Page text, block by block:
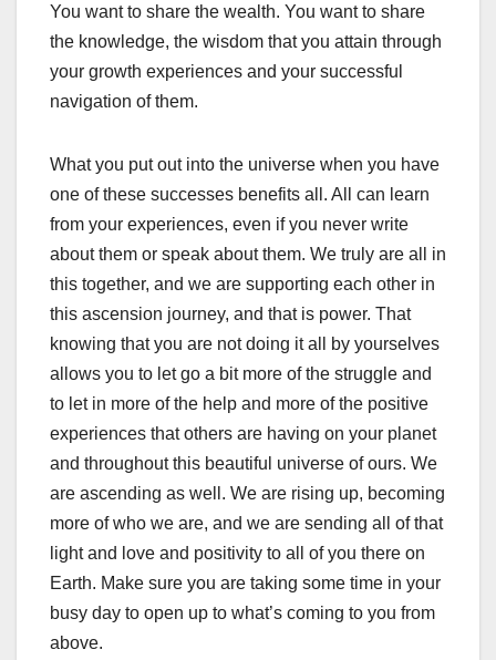
You want to share the wealth. You want to share
the knowledge, the wisdom that you attain through
your growth experiences and your successful
navigation of them.
What you put out into the universe when you have
one of these successes benefits all. All can learn
from your experiences, even if you never write
about them or speak about them. We truly are all in
this together, and we are supporting each other in
this ascension journey, and that is power. That
knowing that you are not doing it all by yourselves
allows you to let go a bit more of the struggle and
to let in more of the help and more of the positive
experiences that others are having on your planet
and throughout this beautiful universe of ours. We
are ascending as well. We are rising up, becoming
more of who we are, and we are sending all of that
light and love and positivity to all of you there on
Earth. Make sure you are taking some time in your
busy day to open up to what’s coming to you from
above.